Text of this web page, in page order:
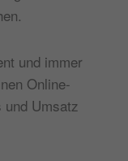
und immer
Online-
und Umsatz